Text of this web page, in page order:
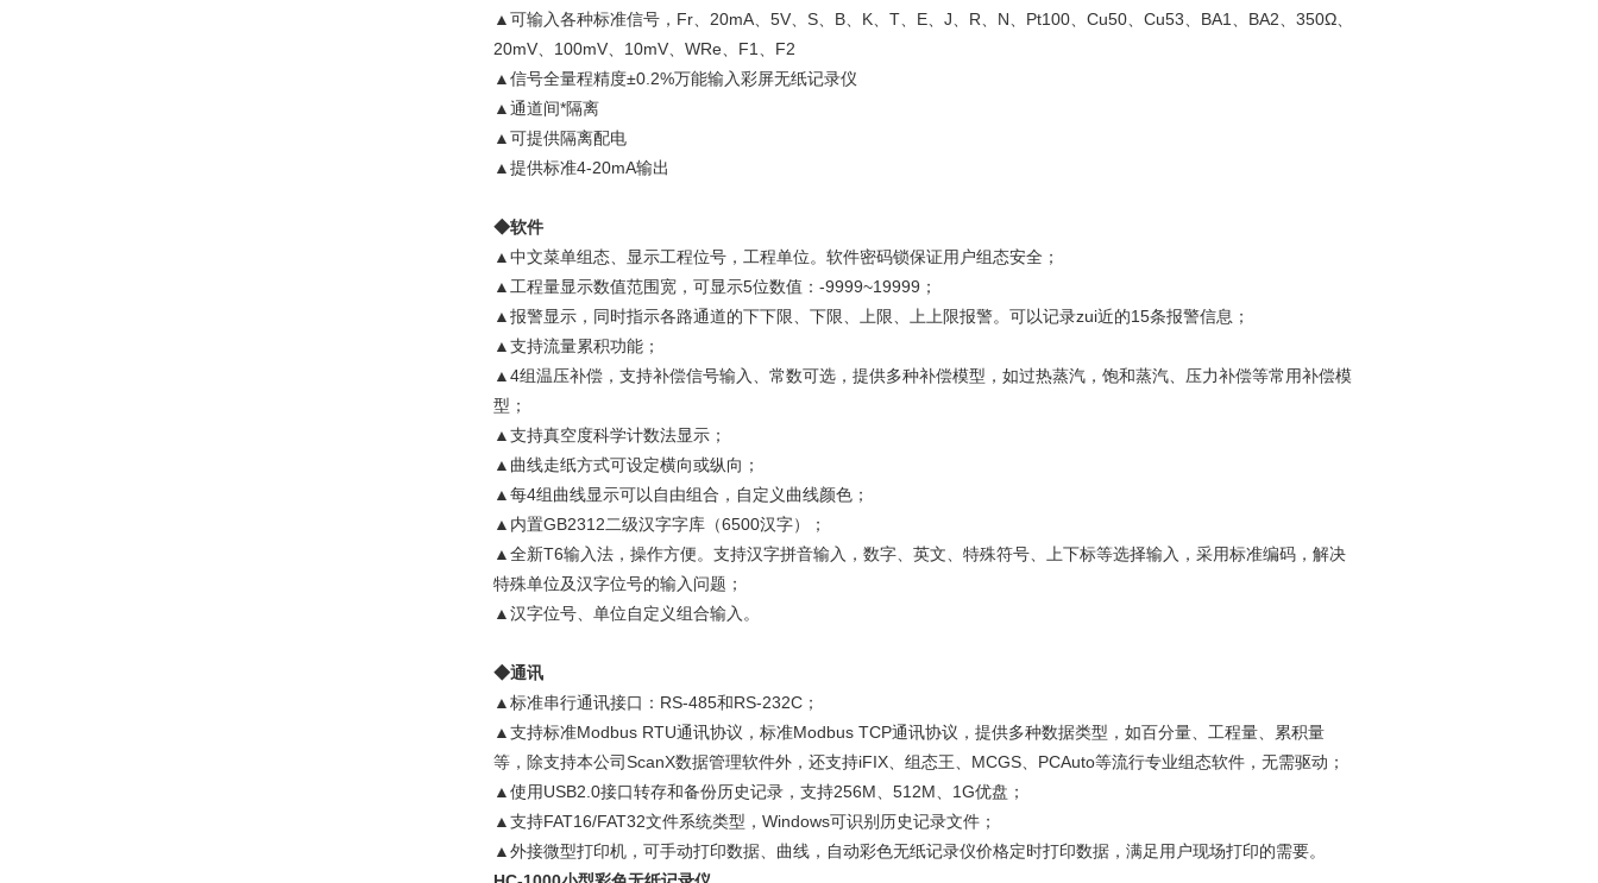
▲可输入各种标准信号，Fr、20mA、5V、S、B、K、T、E、J、R、N、Pt100、Cu50、Cu53、BA1、BA2、350Ω、
20mV、100mV、10mV、WRe、F1、F2
▲信号全量程精度±0.2%万能输入彩屏无纸记录仪
▲通道间*隔离
▲可提供隔离配电
▲提供标准4-20mA输出
◆软件
▲中文菜单组态、显示工程位号，工程单位。软件密码锁保证用户组态安全；
▲工程量显示数值范围宽，可显示5位数值：-9999~19999；
▲报警显示，同时指示各路通道的下下限、下限、上限、上上限报警。可以记录zui近的15条报警信息；
▲支持流量累积功能；
▲4组温压补偿，支持补偿信号输入、常数可选，提供多种补偿模型，如过热蒸汽，饱和蒸汽、压力补偿等常用补偿模
型；
▲支持真空度科学计数法显示；
▲曲线走纸方式可设定横向或纵向；
▲每4组曲线显示可以自由组合，自定义曲线颜色；
▲内置GB2312二级汉字字库（6500汉字）；
▲全新T6输入法，操作方便。支持汉字拼音输入，数字、英文、特殊符号、上下标等选择输入，采用标准编码，解决
特殊单位及汉字位号的输入问题；
▲汉字位号、单位自定义组合输入。
◆通讯
▲标准串行通讯接口：RS-485和RS-232C；
▲支持标准Modbus RTU通讯协议，标准Modbus TCP通讯协议，提供多种数据类型，如百分量、工程量、累积量
等，除支持本公司ScanX数据管理软件外，还支持iFIX、组态王、MCGS、PCAuto等流行专业组态软件，无需驱动；
▲使用USB2.0接口转存和备份历史记录，支持256M、512M、1G优盘；
▲支持FAT16/FAT32文件系统类型，Windows可识别历史记录文件；
▲外接微型打印机，可手动打印数据、曲线，自动彩色无纸记录仪价格定时打印数据，满足用户现场打印的需要。